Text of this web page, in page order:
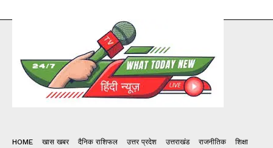
HOME खास खबर दैनिक राशिफल उत्तर प्रदेश उत्तराखंड राजनीतिक
शिक्षा